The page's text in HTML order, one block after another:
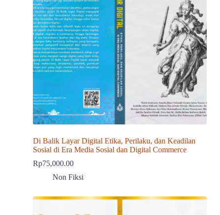
Di Balik Layar Digital Etika, Perilaku, dan Keadilan
Sosial di Era Media Sosial dan Digital Commerce
Rp75,000.00
Non Fiksi